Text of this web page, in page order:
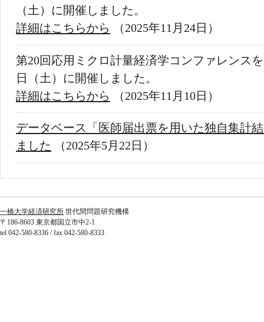
（土）に開催しました。
詳細はこちらから
（2025年11月24日）
第20回応用ミクロ計量経済学コンファレンスを
日（土）に開催しました。
詳細はこちらから
（2025年11月10日）
データベース「医師届出票を用いた独自集計
ました （2025年5月22日）
一橋大学経済研究所 世代間問題研究機構
〒186-8603 東京都国立市中2-1
tel 042-580-8336 / fax 042-580-8333